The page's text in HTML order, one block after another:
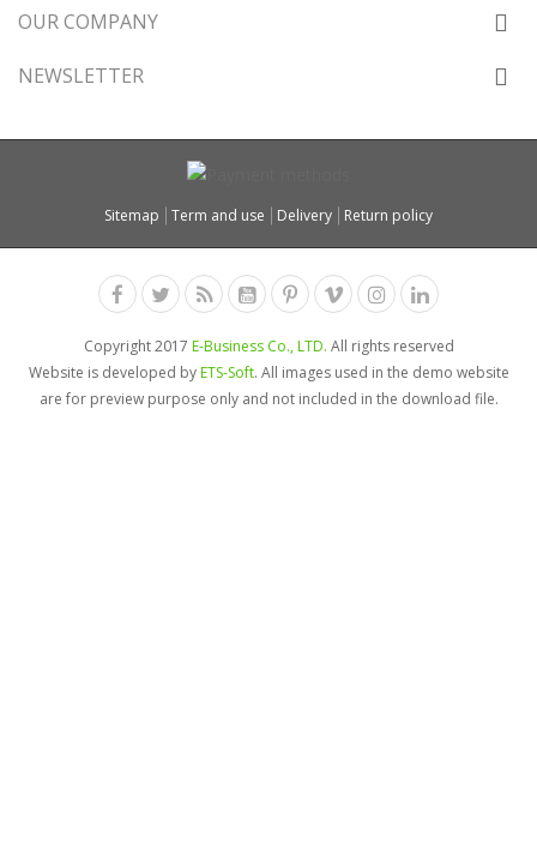
OUR COMPANY
NEWSLETTER
Sitemap Term and use Delivery Return policy
Copyright 2017 E-Business Co., LTD. All rights reserved
Website is developed byETS-Soft. All images used in the demo website
are for preview purpose only and not included in the download file.